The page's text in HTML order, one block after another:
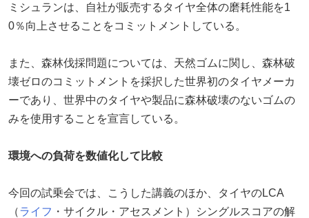
ミシュランは、自社が販売するタイヤ全体の磨耗性能を1
0％向上させることをコミットメントしている。
また、森林伐採問題については、天然ゴムに関し、森林破
壊ゼロのコミットメントを採択した世界初のタイヤメーカ
ーであり、世界中のタイヤや製品に森林破壊のないゴムの
みを使用することを宣言している。
環境への負荷を数値化して比較
今回の試乗会では、こうした講義のほか、タイヤのLCA
（ライフ ・サイクル・アセスメント）シングルスコアの解